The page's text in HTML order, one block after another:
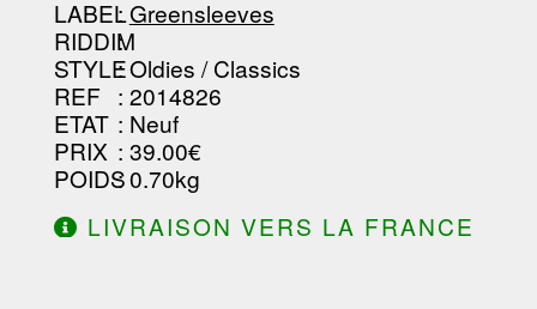
LABEL
:Greensleeves
RIDDIM
:
STYLE: Oldies / Classics
REF : 2014826
ETAT : Neuf
PRIX : 39.00€
POIDS: 0.70kg
LIVRAISON VERS LA FRANCE